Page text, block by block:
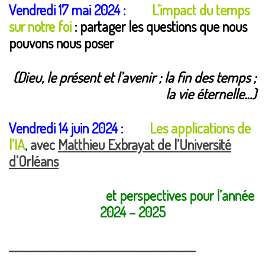
Vendredi 17 mai 2024 : L’impact du temps
sur notre foi: partager les questions que nous
pouvons nous poser
(Dieu, le présent et l’avenir ; la fin des temps ;
la vie éternelle…)
Vendredi 14 juin 2024 :
Les applications de
l’IA, avec Matthieu Exbrayat de l’Université
d’Orléans
et perspectives pour l’année
2024 – 2025
___________________________________